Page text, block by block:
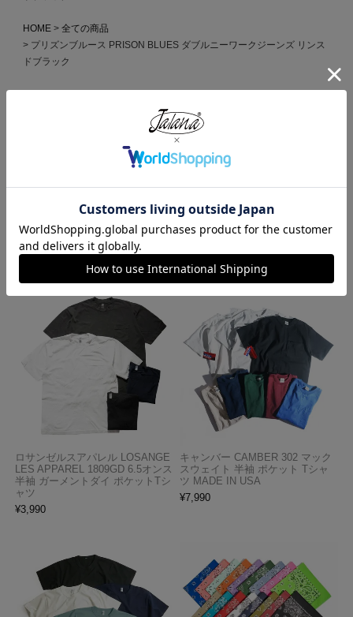
HOME
全ての商品
プリズンブルース PRISON BLUES ダブルニーワークジーンズ リンス
ドブラック
HOME
WORK PANTS from USA
プリズンブルース PRISON BLUES ダブルニーワークジーンズ リンス
ブランドから選ぶ P
PRISON BLUES
この商品を見た人がよく買っている商品
ロサンゼルスアパレル LOSANGE
LES APPAREL 1809GD 6.5オンス
半袖 ガーメントダイ ポケットTシ
ャツ
¥3,990
キャンバー CAMBER 302 マック
スウェイト 半袖 ポケット Tシャ
ツ MADE IN USA
¥7,990